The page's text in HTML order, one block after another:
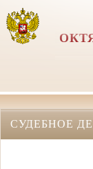
СУДЕБНОЕ